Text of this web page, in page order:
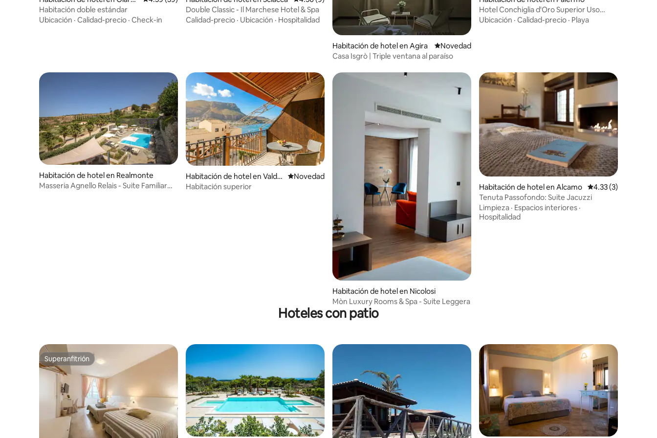
ni Naxos
Habitación doble estándar
Ubicación · Calidad-precio · Check-in
Double Classic - Il Marchese Hotel & Spa
Calidad-precio · Ubicación · Hospitalidad
Habitación de hotel en Agira Lugar para hospedarse
Novedad
Casa Isgrò | Triple ventana al paraíso
Hotel Conchiglia d'Oro Superior Uso
Individual
Ubicación · Calidad-precio · Playa
Habitación de hotel en Realmonte
Masseria Agnello Relais - Suite Familiar
Habitación de hotel en Valde
rice
Lugar para hospedarse
Novedad
Habitación superior
Habitación de hotel en Nicolosi
Mòn Luxury Rooms & Spa - Suite Leggera
Habitación de hotel en Alcamo Calificación
4.33 (3)
Tenuta Passofondo: Suite Jacuzzi
Limpieza · Espacios interiores ·
Hospitalidad
Hoteles con patio
Superanfitrión
Superanfitrión